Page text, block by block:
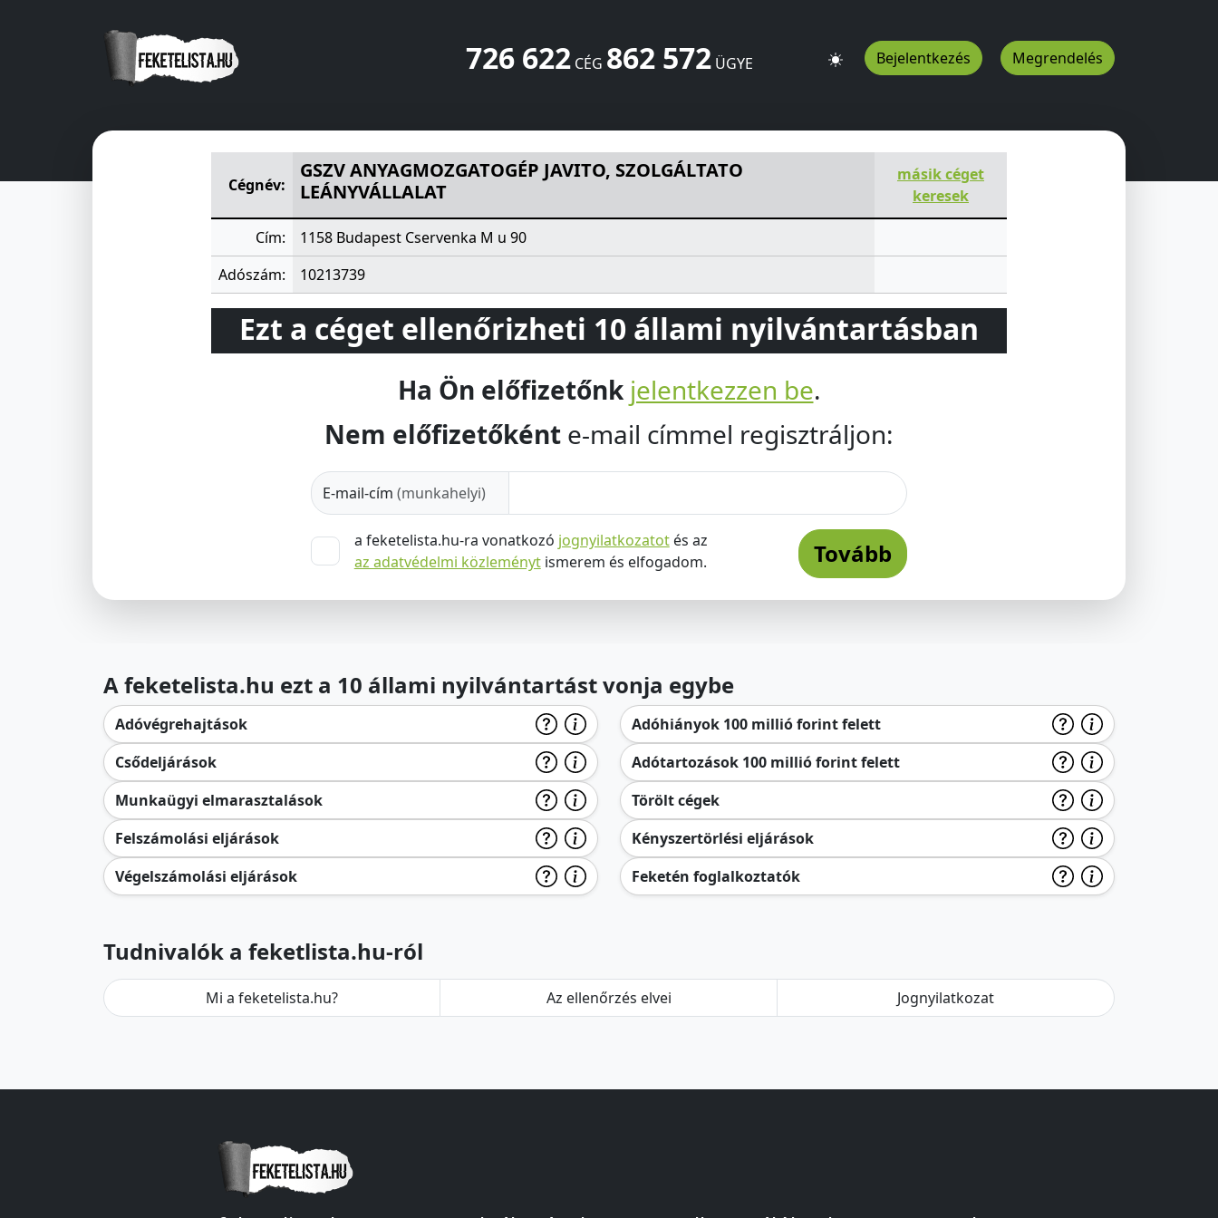
726 622CÉG 862 572ÜGYE Bejelentkezés Megrendelés
GSZV ANYAGMOZGATOGÉP JAVITO, SZOLGÁLTATO LEÁNYVÁLLALAT Cservenka M u 90
Cégnév:
GSZV ANYAGMOZGATOGÉP JAVITO, SZOLGÁLTATO
LEÁNYVÁLLALAT
másik céget
keresek
Cím:
1158 Budapest Cservenka M u 90
Adószám:
10213739
Ezt a céget ellenőrizheti 10 állami nyilvántartásban
Ha Ön előfizetőnk jelentkezzen be.
Nem előfizetőként e-mail címmel regisztráljon:
E-mail-cím (munkahelyi)
a feketelista.hu-ra vonatkozó jognyilatkozatotés az
az adatvédelmi közleménytismerem és elfogadom. Tovább
A feketelista.hu ezt a 10 állami nyilvántartást vonja egybe
Adóvégrehajtások
Csődeljárások
Munkaügyi elmarasztalások
Felszámolási eljárások
Végelszámolási eljárások
Adóhiányok 100 millió forint felett
Adótartozások 100 millió forint felett
Törölt cégek
Kényszertörlési eljárások
Feketén foglalkoztatók
Tudnivalók a feketlista.hu-ról
Mi a feketelista.hu? Az ellenőrzés elvei Jognyilatkozat